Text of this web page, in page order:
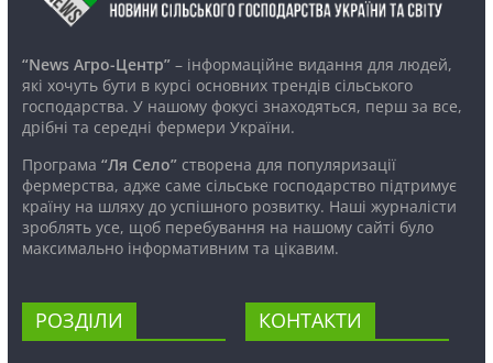
“News Агро-Центр”– інформаційне видання для людей,
які хочуть бути в курсі основних трендів сільського
господарства. У нашому фокусі знаходяться, перш за все,
дрібні та середні фермери України.
Програма “Ля Село”створена для популяризації
фермерства, адже саме сільське господарство підтримує
країну на шляху до успішного розвитку. Наші журналісти
зроблять усе, щоб перебування на нашому сайті було
максимально інформативним та цікавим.
РОЗДІЛИ КОНТАКТИ